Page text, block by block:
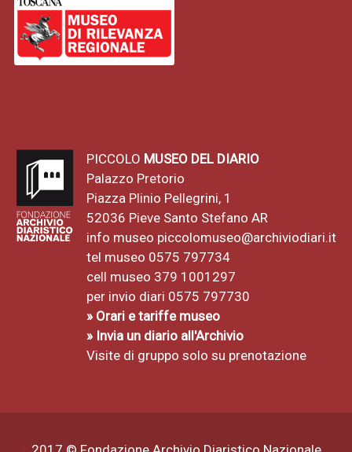
PICCOLO MUSEO DEL DIARIO
Palazzo Pretorio
Piazza Plinio Pellegrini, 1
52036 Pieve Santo Stefano AR
info museo piccolomuseo@archiviodiari.it
tel museo 0575 797734
cell museo 379 1001297
per invio diari 0575 797730
» Orari e tariffe museo
» Invia un diario all'Archivio
Visite di gruppo solo su prenotazione